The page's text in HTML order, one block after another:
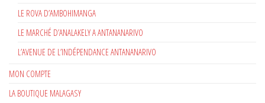
LE ROVA D’AMBOHIMANGA
LE MARCHÉ D’ANALAKELY A ANTANANARIVO
L’AVENUE DE L’INDÉPENDANCE ANTANANARIVO
MON COMPTE
LA BOUTIQUE MALAGASY